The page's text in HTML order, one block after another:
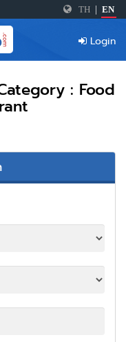
TH EN
Login
: Food